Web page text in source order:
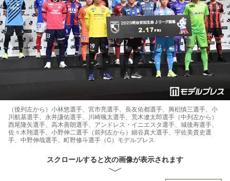
（後列左から）小林悠選手、宮市亮選手、長友佑都選手、興梠慎三選手、小
川航基選手、永井謙佑選手、川崎颯太選手、荒木遼太郎選手（中列左から）
西尾隆矢選手、高木善朗選手、アンドレス・イニエスタ選手、城後寿選手、
佐々木翔選手、小野伸二選手（前列左から）細谷真大選手、宇佐美貴史選
手、中野伸哉選手、町野修斗選手（C）モデルプレス
スクロールすると次の画像が表示されます